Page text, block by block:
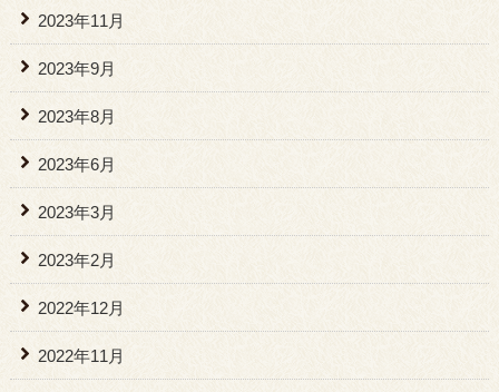
2023年11月
2023年9月
2023年8月
2023年6月
2023年3月
2023年2月
2022年12月
2022年11月